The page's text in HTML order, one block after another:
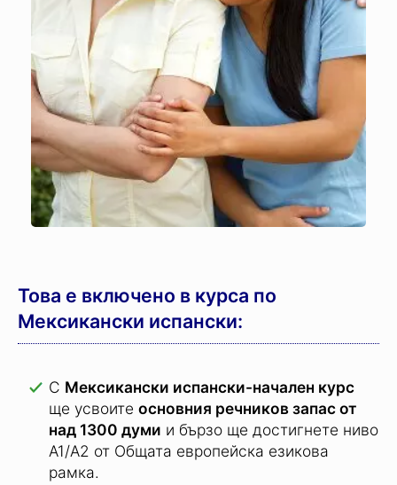
Мексикански испански:
СМексикански испански-начален курс